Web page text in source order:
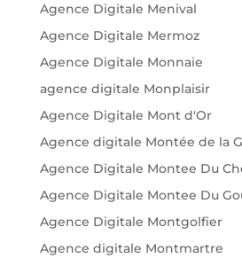
Agence Digitale Menival
Agence Digitale Mermoz
Agence Digitale Monnaie
agence digitale Monplaisir
Agence Digitale Mont d'Or
Agence digitale Montée de la
Agence Digitale Montee Du
Agence Digitale Montee Du
Agence Digitale Montgolfier
Agence digitale Montmartre